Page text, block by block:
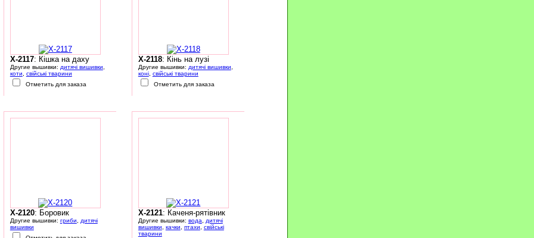
X-2117: Кішка на даху
Другие вышивки: дитячі вишивки
коти
свійські тварини
Отметить для заказа
X-2118: Кінь на лузі
Другие вышивки: дитячі вишивки
коні, свійські тварини
Отметить для заказа
X-2120: Боровик
Другие вышивки: гриби
дитячі
вишивки
X-2121: Каченя-рятівник
Другие вышивки: вода
дитячі
вишивки
качки птахи
свійські
тварини